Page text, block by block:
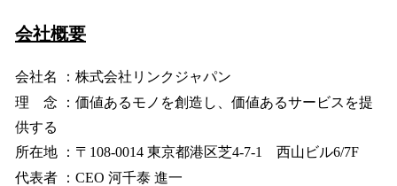
会社概要
会社名 ：株式会社リンクジャパン
理 念 ：価値あるモノを創造し、価値あるサービスを提
供する
所在地 ：〒108-0014 東京都港区芝4-7-1 西山ビル6/7F
代表者 ：CEO 河千泰 進一